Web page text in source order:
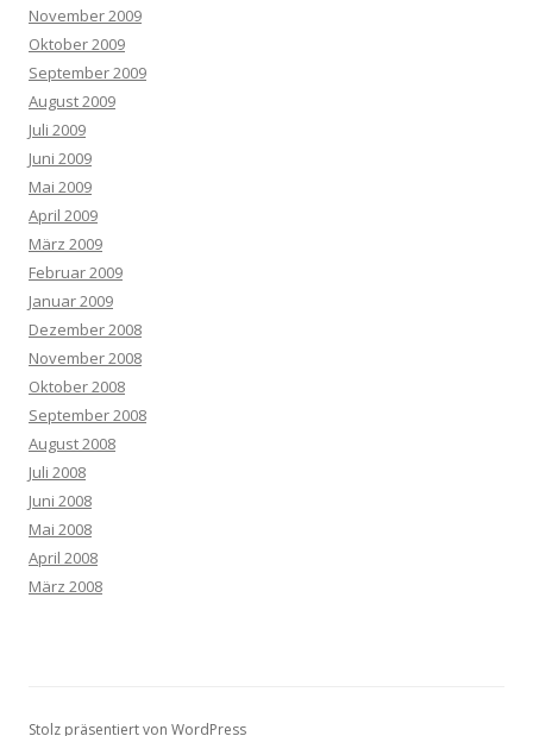
November 2009
Oktober 2009
September 2009
August 2009
Juli 2009
Juni 2009
Mai 2009
April 2009
März 2009
Februar 2009
Januar 2009
Dezember 2008
November 2008
Oktober 2008
September 2008
August 2008
Juli 2008
Juni 2008
Mai 2008
April 2008
März 2008
Stolz präsentiert von WordPress